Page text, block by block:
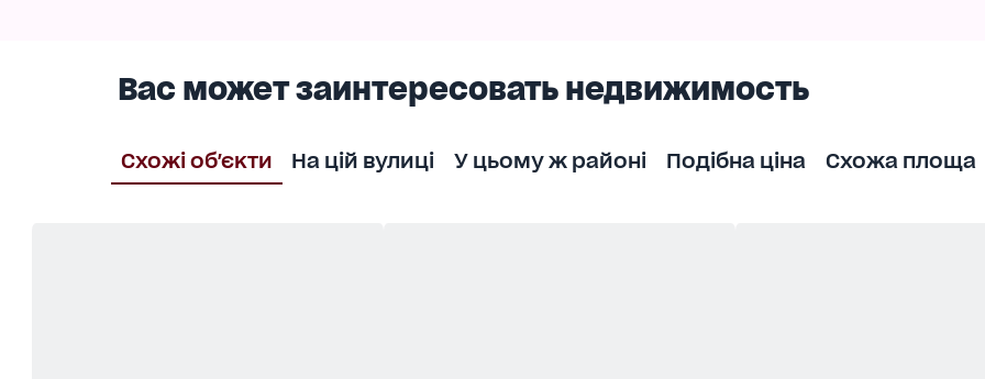
Вас может заинтересовать недвижимость
Схожі об'єкти На цій вулиці У цьому ж районі Подібна ціна Схожа площа